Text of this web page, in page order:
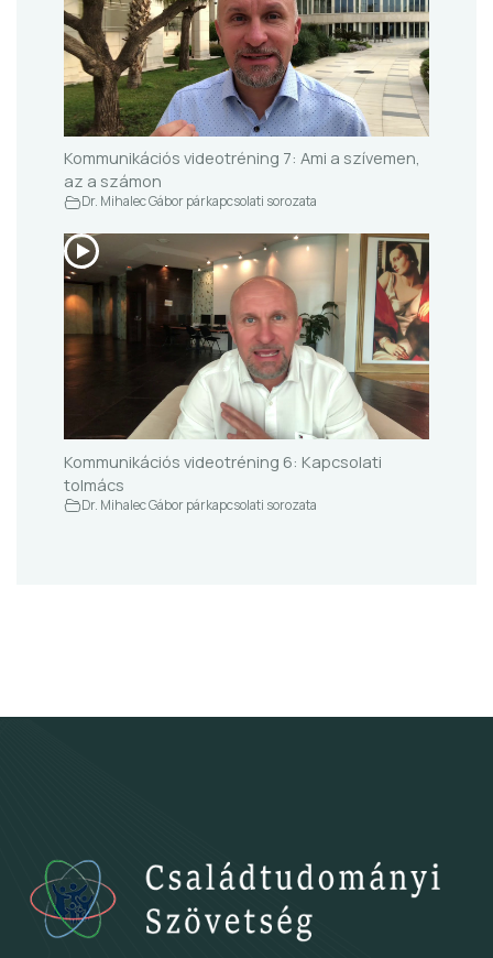
Kommunikációs videotréning 7: Ami a szívemen,
az a számon
Dr. Mihalec Gábor párkapcsolati sorozata
Kommunikációs videotréning 6: Kapcsolati
tolmács
Dr. Mihalec Gábor párkapcsolati sorozata